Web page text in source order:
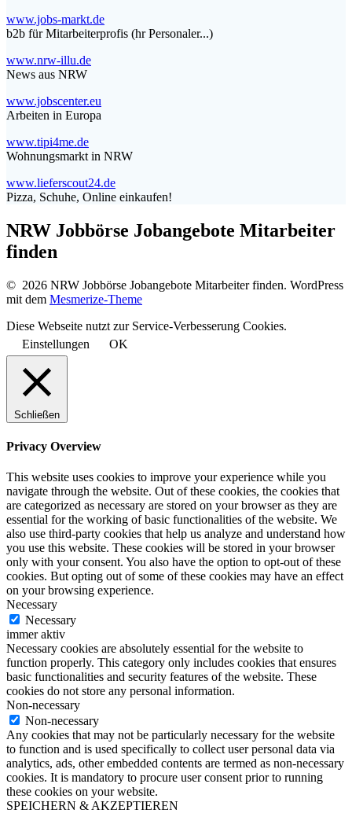
www.jobs-markt.de
b2b für Mitarbeiterprofis (hr Personaler...)
www.nrw-illu.de
News aus NRW
www.jobscenter.eu
Arbeiten in Europa
www.tipi4me.de
Wohnungsmarkt in NRW
www.lieferscout24.de
Pizza, Schuhe, Online einkaufen!
NRW Jobbörse Jobangebote Mitarbeiter
finden
© 2026 NRW Jobbörse Jobangebote Mitarbeiter finden. WordPress
mit dem Mesmerize-Theme
Diese Webseite nutzt zur Service-Verbesserung Cookies.
Einstellungen
OK
Schließen
Privacy Overview
This website uses cookies to improve your experience while you
navigate through the website. Out of these cookies, the cookies that
are categorized as necessary are stored on your browser as they are
essential for the working of basic functionalities of the website. We
also use third-party cookies that help us analyze and understand how
you use this website. These cookies will be stored in your browser
only with your consent. You also have the option to opt-out of these
cookies. But opting out of some of these cookies may have an effect
on your browsing experience.
Necessary
Necessary
immer aktiv
Necessary cookies are absolutely essential for the website to
function properly. This category only includes cookies that ensures
basic functionalities and security features of the website. These
cookies do not store any personal information.
Non-necessary
Non-necessary
Any cookies that may not be particularly necessary for the website
to function and is used specifically to collect user personal data via
analytics, ads, other embedded contents are termed as non-necessary
cookies. It is mandatory to procure user consent prior to running
these cookies on your website.
SPEICHERN & AKZEPTIEREN